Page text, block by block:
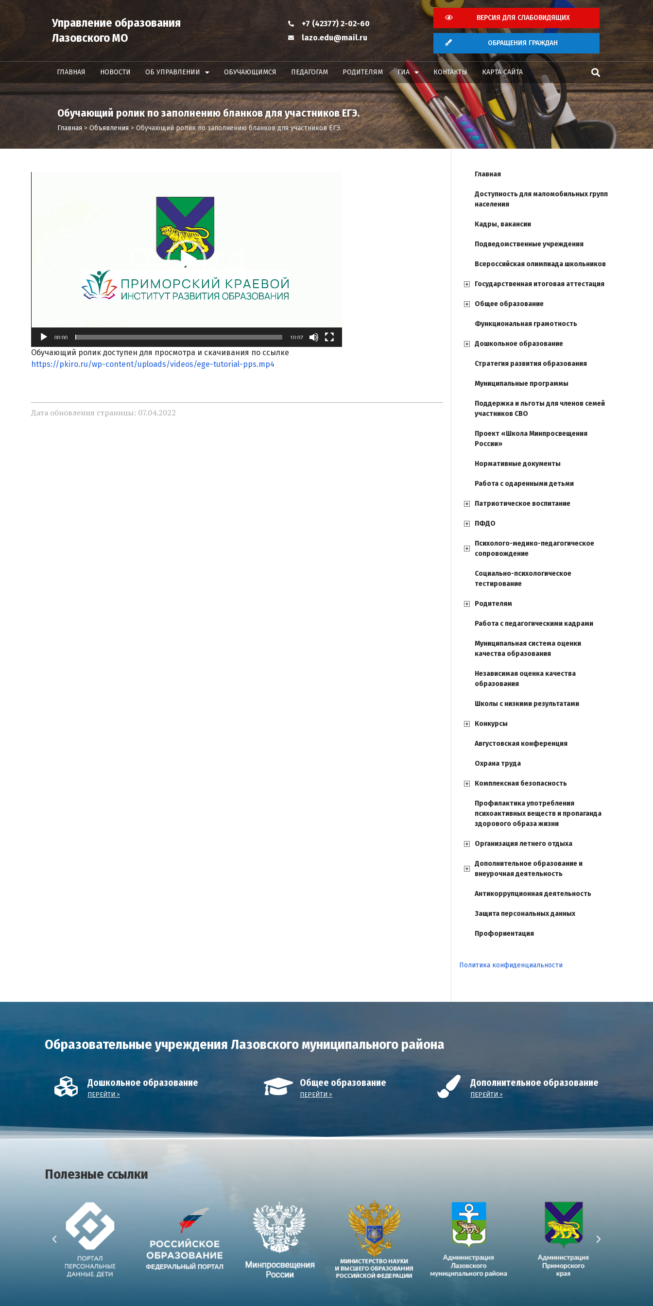
Управление образования
Лазовского МО
+7 (42377) 2-02-60
lazo.edu@mail.ru
ВЕРСИЯ ДЛЯ СЛАБОВИДЯЩИХ
ОБРАЩЕНИЯ ГРАЖДАН
ГЛАВНАЯ НОВОСТИ ОБ УПРАВЛЕНИИ ОБУЧАЮЩИМСЯ ПЕДАГОГАМ РОДИТЕЛЯМ ГИА КОНТАКТЫ КАРТА САЙТА
Обучающий ролик по заполнению бланков для участников ЕГЭ.
Главная >Объявления >Обучающий ролик по заполнению бланков для участников ЕГЭ.
00:00 10:07
Обучающий ролик доступен для просмотра и скачивания по ссылке
https://pkiro.ru/wp-content/uploads/videos/ege-tutorial-pps.mp4
Дата обновления страницы: 07.04.2022
Главная
Доступность для маломобильных групп
населения
Кадры, вакансии
Подведомственные учреждения
Всероссийская олимпиада школьников
Государственная итоговая аттестация
Общее образование
Функциональная грамотность
Дошкольное образование
Стратегия развития образования
Муниципальные программы
Поддержка и льготы для членов семей
участников СВО
Проект «Школа Минпросвещения
России»
Нормативные документы
Работа с одаренными детьми
Патриотическое воспитание
ПФДО
Психолого-медико-педагогическое
сопровождение
Социально-психологическое
тестирование
Родителям
Работа с педагогическими кадрами
Муниципальная система оценки
качества образования
Независимая оценка качества
образования
Школы с низкими результатами
Конкурсы
Августовская конференция
Охрана труда
Комплексная безопасность
Профилактика употребления
психоактивных веществ и пропаганда
здорового образа жизни
Организация летнего отдыха
Дополнительное образование и
внеурочная деятельность
Антикоррупционная деятельность
Защита персональных данных
Профориентация
Политика конфиденциальности
Образовательные учреждения Лазовского муниципального района
Дошкольное образование
ПЕРЕЙТИ >
Общее образование
ПЕРЕЙТИ >
Дополнительное образование
ПЕРЕЙТИ >
Полезные ссылки